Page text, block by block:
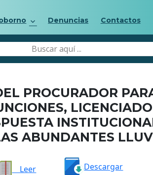
Denuncias Contactos
PROCURADOR
ABUNDANTES
Leer Descargar